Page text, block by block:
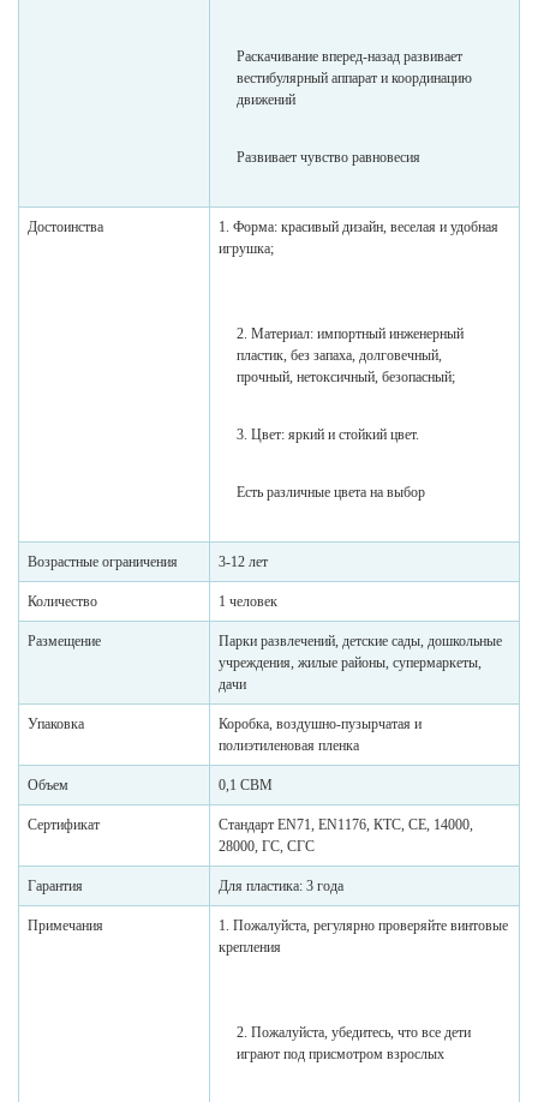
Раскачивание вперед-назад развивает
вестибулярный аппарат и координацию
движений
Развивает чувство равновесия
Достоинства
1. Форма: красивый дизайн, веселая и удобная
игрушка;
2. Материал: импортный инженерный
пластик, без запаха, долговечный,
прочный, нетоксичный, безопасный;
3. Цвет: яркий и стойкий цвет.
Есть различные цвета на выбор
Возрастные ограничения 3-12 лет
Количество 1 человек
Размещение
Парки развлечений, детские сады, дошкольные
учреждения, жилые районы, супермаркеты,
дачи
Упаковка
Коробка, воздушно-пузырчатая и
полиэтиленовая пленка
Объем 0,1 CBM
Сертификат
Стандарт EN71, EN1176, КТС, СЕ, 14000,
28000, ГС, СГС
Гарантия Для пластика: 3 года
Примечания
1. Пожалуйста, регулярно проверяйте винтовые
крепления
2. Пожалуйста, убедитесь, что все дети
играют под присмотром взрослых